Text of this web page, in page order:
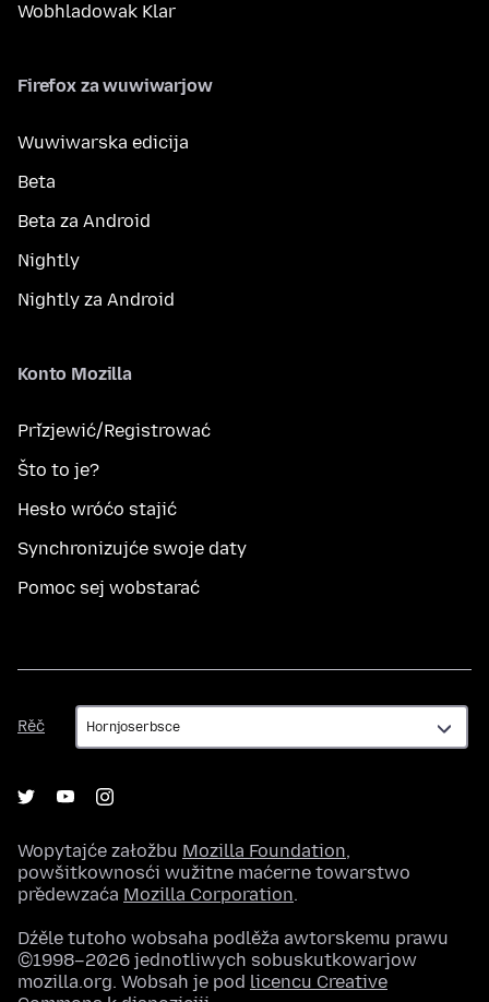
Wobhladowak Klar
Firefox za wuwiwarjow
Wuwiwarska edicija
Beta
Beta za Android
Nightly
Nightly za Android
Konto Mozilla
Přizjewić/Registrować
Što to je?
Hesło wróćo stajić
Synchronizujće swoje daty
Pomoc sej wobstarać
Rěč
Rěč
Wopytajće załožbu Mozilla Foundation,
powšitkownosći wužitne maćerne towarstwo
předewzaća Mozilla Corporation.
Dźěle tutoho wobsaha podlěža awtorskemu prawu
©1998–2026 jednotliwych sobuskutkowarjow
mozilla.org. Wobsah je pod licencu Creative